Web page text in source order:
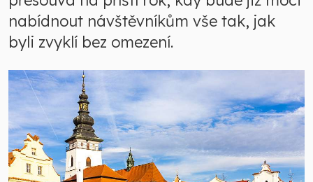
nabídnout návštěvníkům vše tak, jak
byli zvyklí bez omezení.